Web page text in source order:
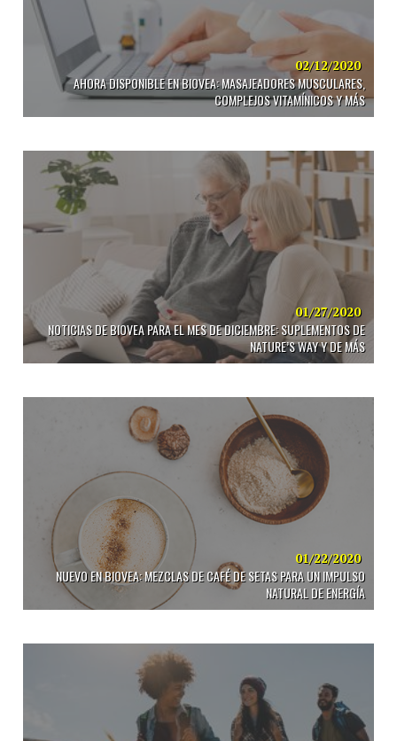
02/12/2020
AHORA DISPONIBLE EN BIOVEA: MASAJEADORES MUSCULARES,
COMPLEJOS VITAMÍNICOS Y MÁS
01/27/2020
NOTICIAS DE BIOVEA PARA EL MES DE DICIEMBRE: SUPLEMENTOS DE
NATURE’S WAY Y DE MÁS
01/22/2020
NUEVO EN BIOVEA: MEZCLAS DE CAFÉ DE SETAS PARA UN IMPULSO
NATURAL DE ENERGÍA